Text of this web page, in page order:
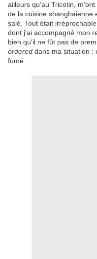
ailleurs qu'au Tricotin,
de la cuisine shanghaienne
salé. Tout était
dont j'ai accompagné mon
bien qu'il ne fût pas de
ordered dans ma situation :
fumé.